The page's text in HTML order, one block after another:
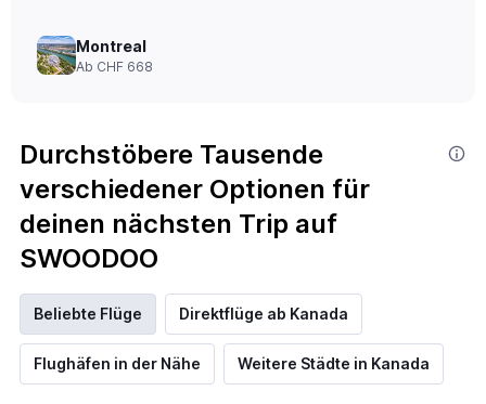
Montreal
Ab CHF 668
Durchstöbere Tausende
verschiedener Optionen für
deinen nächsten Trip auf
SWOODOO
Beliebte Flüge Direktflüge ab Kanada
Flughäfen in der Nähe Weitere Städte in Kanada